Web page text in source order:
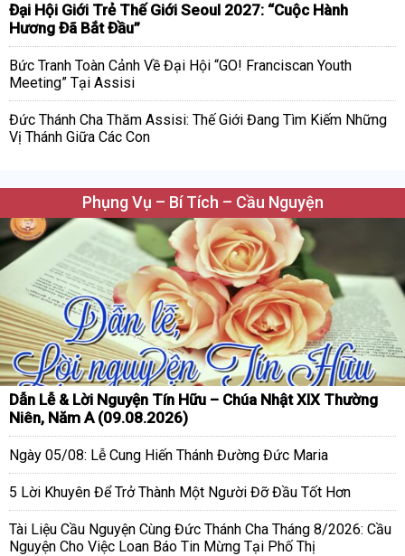
Đại Hội Giới Trẻ Thế Giới Seoul 2027: “Cuộc Hành
Hương Đã Bắt Đầu”
Bức Tranh Toàn Cảnh Về Đại Hội “GO! Franciscan Youth
Meeting” Tại Assisi
Đức Thánh Cha Thăm Assisi: Thế Giới Đang Tìm Kiếm Những
Vị Thánh Giữa Các Con
Phụng Vụ – Bí Tích – Cầu Nguyện
Dẫn Lễ & Lời Nguyện Tín Hữu – Chúa Nhật XIX Thường
Niên, Năm A (09.08.2026)
Ngày 05/08: Lễ Cung Hiến Thánh Đường Đức Maria
5 Lời Khuyên Để Trở Thành Một Người Đỡ Đầu Tốt Hơn
Tài Liệu Cầu Nguyện Cùng Đức Thánh Cha Tháng 8/2026: Cầu
Nguyện Cho Việc Loan Báo Tin Mừng Tại Phố Thị